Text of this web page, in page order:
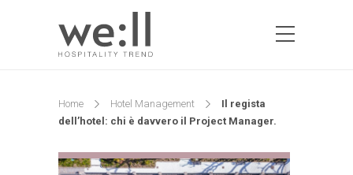
Home Hotel Management
Il regista
dell’hotel: chi è davvero il Project Manager.